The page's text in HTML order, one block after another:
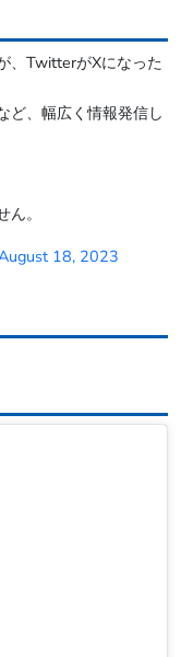
、TwitterがXになった
ど、幅広く情報発信し
。
18, 2023